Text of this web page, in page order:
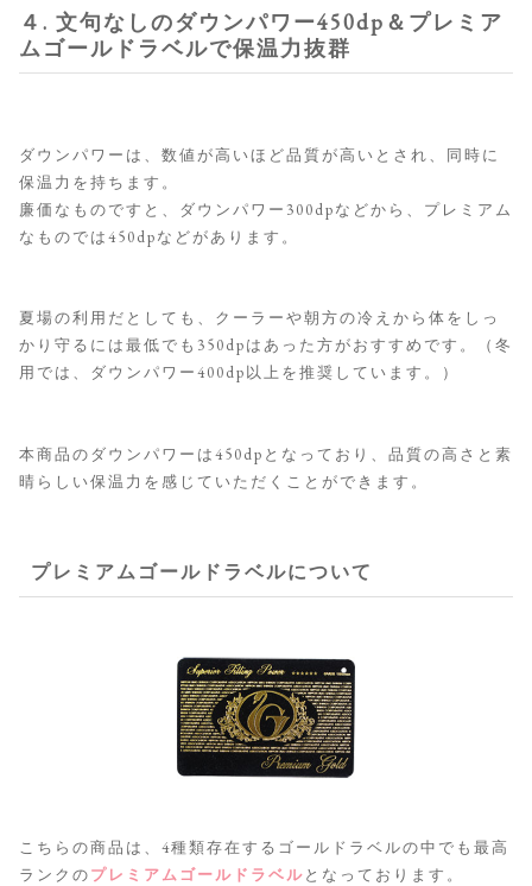
４. 文句なしのダウンパワー450dp＆プレミア
ムゴールドラベルで保温力抜群
ダウンパワーは、数値が高いほど品質が高いとされ、同時に
保温力を持ちます。
廉価なものですと、ダウンパワー300dpなどから、プレミアム
なものでは450dpなどがあります。
夏場の利用だとしても、クーラーや朝方の冷えから体をしっ
かり守るには最低でも350dpはあった方がおすすめです。（冬
用では、ダウンパワー400dp以上を推奨しています。）
本商品のダウンパワーは450dpとなっており、品質の高さと素
晴らしい保温力を感じていただくことができます。
プレミアムゴールドラベルについて
こちらの商品は、4種類存在するゴールドラベルの中でも最高
ランクのプレミアムゴールドラベルとなっております。